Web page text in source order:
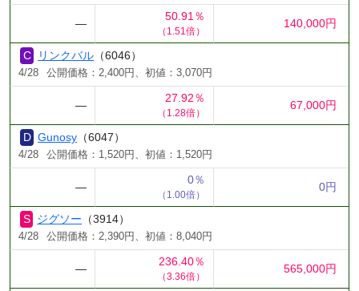
―
50.91％
（1.51倍）
140,000円
リンクバル （6046）
4/28 公開価格：2,400円、初値：3,070円
―
27.92％
（1.28倍）
67,000円
Gunosy （6047）
4/28 公開価格：1,520円、初値：1,520円
―
0％
（1.00倍）
0円
ジグソー （3914）
4/28 公開価格：2,390円、初値：8,040円
―
236.40％
（3.36倍）
565,000円